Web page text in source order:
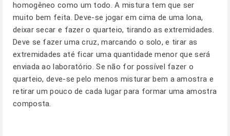
homogêneo como um todo. A mistura tem que ser
muito bem feita. Deve-se jogar em cima de uma lona,
deixar secar e fazer o quarteio, tirando as extremidades.
Deve se fazer uma cruz, marcando o solo, e tirar as
extremidades até ficar uma quantidade menor que será
enviada ao laboratório. Se não for possível fazer o
quarteio, deve-se pelo menos misturar bem a amostra e
retirar um pouco de cada lugar para formar uma amostra
composta.